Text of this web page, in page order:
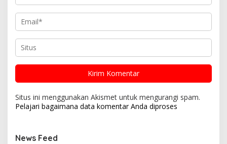
Situs ini menggunakan Akismet untuk mengurangi spam.
Pelajari bagaimana data komentar Anda diproses
News Feed